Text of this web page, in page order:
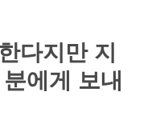
다지만 지
에게 보내